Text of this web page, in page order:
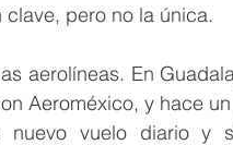
pero no la única.
aerolíneas. En
Aeroméxico, y hace
nuevo vuelo diario y